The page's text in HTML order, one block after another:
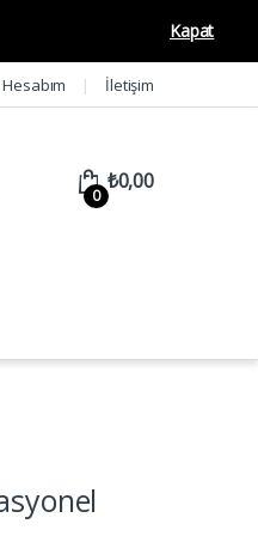
Kapat
Hesabım İletişim
0
₺0,00